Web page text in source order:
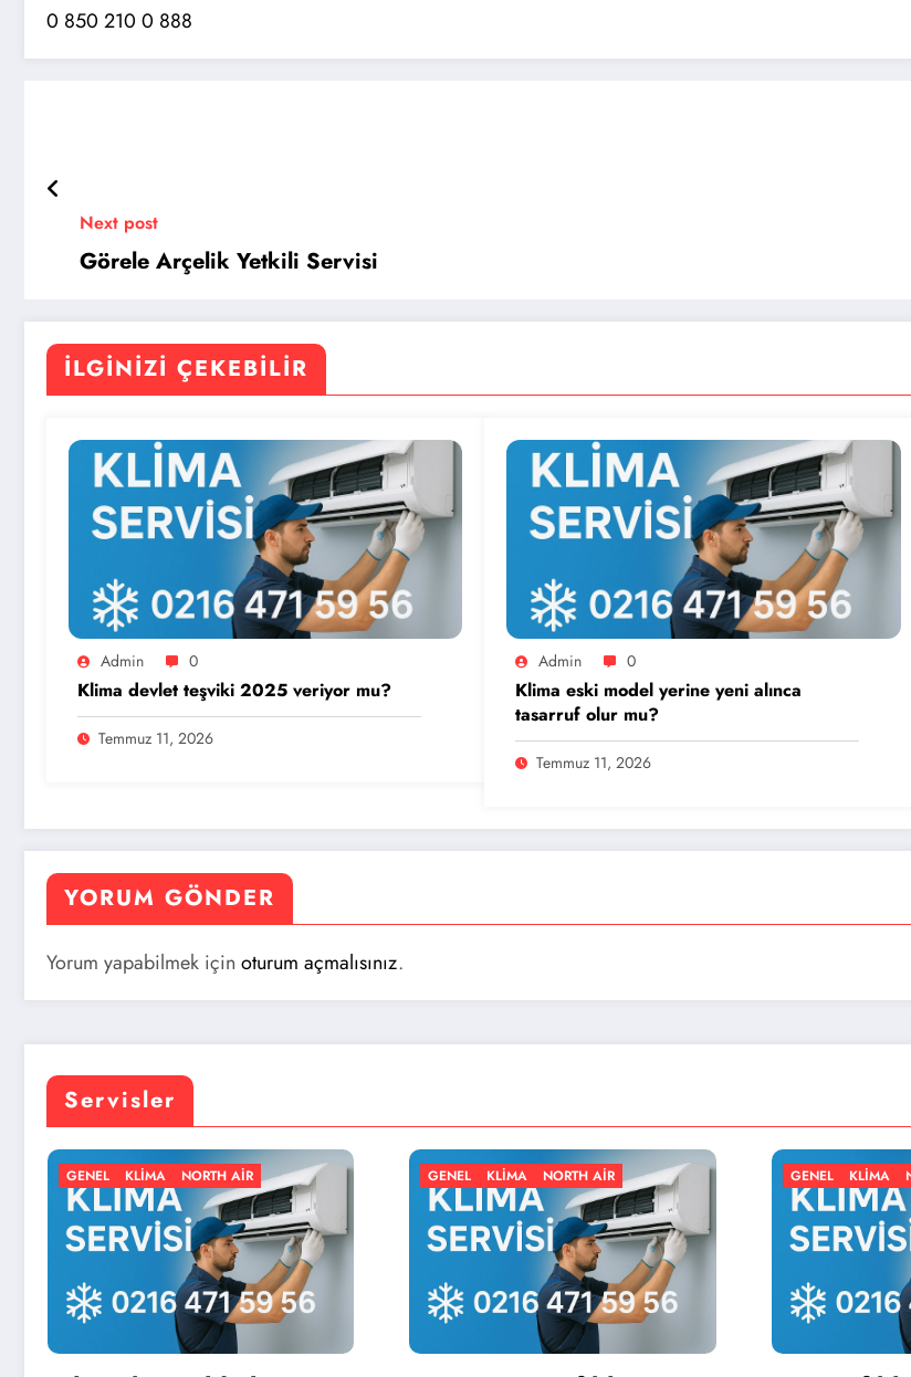
0 850 210 0 888
Next post
Görele Arçelik Yetkili Servisi
İLGINIZI ÇEKEBILIR
Admin 0
Klima devlet teşviki 2025 veriyor mu?
Temmuz 11, 2026
Admin 0
Klima eski model yerine yeni alınca
tasarruf olur mu?
Temmuz 11, 2026
YORUM GÖNDER
Yorum yapabilmek için oturum açmalısınız.
Servisler
GENEL KLIMA NORTH AIR GENEL KLIMA NORTH AIR